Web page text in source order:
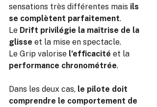
sensations très différentes mais ils
se complètent parfaitement.
Le Drift privilégie la maîtrise de la
glisse et la mise en spectacle.
Le Grip valorise l’efficacité et la
performance chronométrée.
Dans les deux cas, le pilote doit
comprendre le comportement de